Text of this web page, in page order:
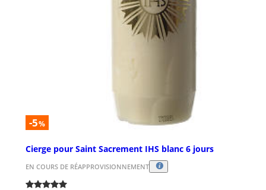
-5%
Cierge pour Saint Sacrement IHS blanc 6 jours
EN COURS DE RÉAPPROVISIONNEMENT